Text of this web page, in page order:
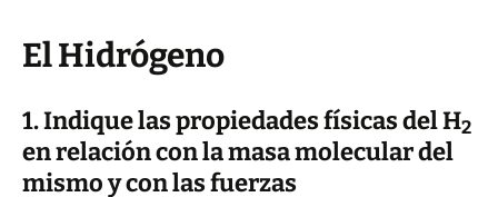
El Hidrógeno
1. Indique las propiedades físicas del H2
en relación con la masa molecular del
mismo y con las fuerzas